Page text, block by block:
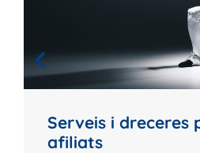
Serveis i dreceres
afiliats